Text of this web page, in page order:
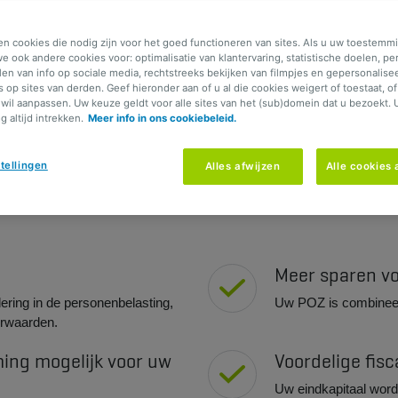
van uw wettelijk
persoon uw (boven)wettelijk pensioen aanvullen
in de personenbelasting,
Meer sparen
Uw POZ is
mogelijk voor uw
Voordelige
Uw eindkapitaal
cookies die nodig zijn voor het goed functioneren van sites. Als u uw
ook andere cookies voor: optimalisatie van klantervaring, statistische doelen,
van info op sociale media, rechtstreeks bekijken van filmpjes en
op sites van derden. Geef hieronder aan of u al die cookies weigert of toestaat,
aanpassen. Uw keuze geldt voor alle sites van het (sub)domein dat u bezoekt.
altijd intrekken. Meer info in ons cookiebeleid.
Alles afwijzen Alle cookies